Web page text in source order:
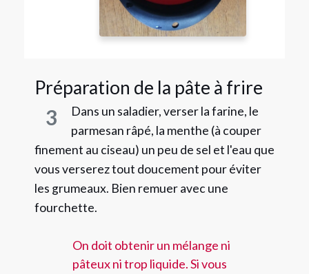
Préparation de la pâte à frire
3
Dans un saladier, verser la farine, le
parmesan râpé, la menthe (à couper
finement au ciseau) un peu de sel et l'eau que
vous verserez tout doucement pour éviter
les grumeaux. Bien remuer avec une
fourchette.
On doit obtenir un mélange ni
pâteux ni trop liquide. Si vous